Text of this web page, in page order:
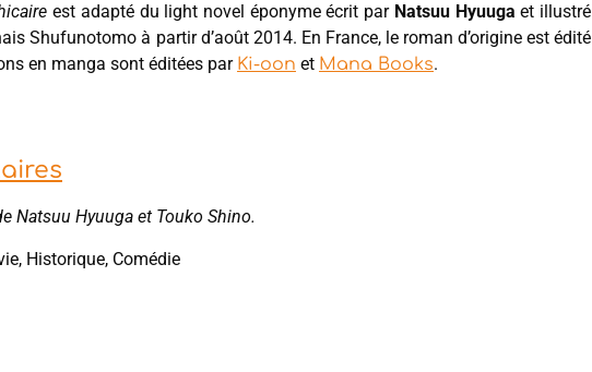
est adapté du light novel éponyme écrit par Natsuu Hyuuga et illustré
Shufunotomo à partir d’août 2014. En France, le roman d’origine est édité
en manga sont éditées par Ki-oon et Mana Books.
Natsuu Hyuuga et Touko Shino.
Historique, Comédie